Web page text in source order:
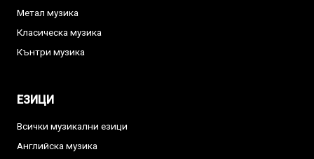
Метал музика
Класическа музика
Кънтри музика
ЕЗИЦИ
Всички музикални езици
Английска музика